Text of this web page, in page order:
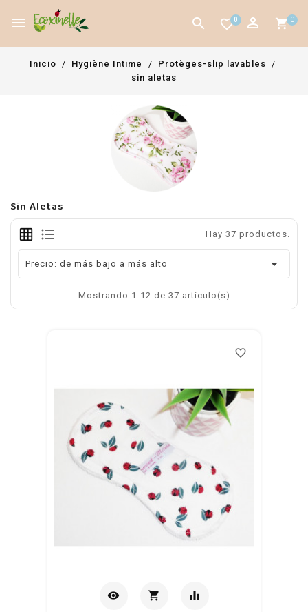
0

favorite_border0


Inicio Hygiène Intime
Protèges-slip lavables
sin aletas
Sin Aletas
Hay 37 productos.
Precio: de más bajo a más alto 
Mostrando 1-12 de 37 artículo(s)
favorite_border
visibility shopping_cart equalizer